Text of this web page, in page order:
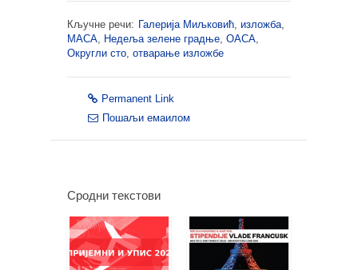
Кључне речи: Галерија Миљковић изложба
МАСА
Недеља зелене градње ОАСА
Округли сто отварање изложбе
Permanent Link
Пошаљи емаилом
Сродни текстови